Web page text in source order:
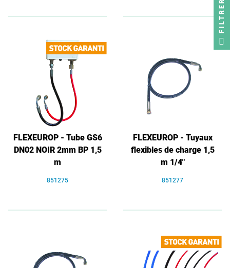
FLEXEUROP - Tube GS6
DN02 NOIR 2mm BP 1,5
m
851275
FLEXEUROP - Tuyaux
flexibles de charge 1,5
m 1/4"
851277
FILTRER